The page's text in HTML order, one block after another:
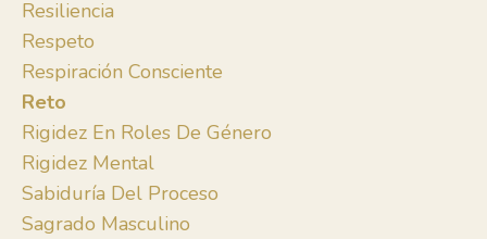
Resiliencia
Respeto
Respiración Consciente
Reto
Rigidez En Roles De Género
Rigidez Mental
Sabiduría Del Proceso
Sagrado Masculino